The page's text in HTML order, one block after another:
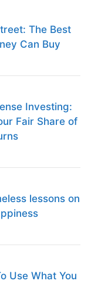
The Best
Can Buy
Investing:
Fair Share of
lessons on
Use What You